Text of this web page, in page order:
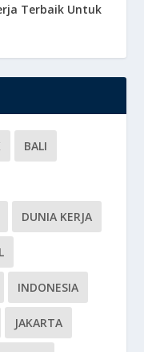
Terbaik Untuk
BALI
DUNIA KERJA
INDONESIA
JAKARTA